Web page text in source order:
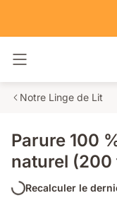
Basculer la
Notre Linge de Lit
Parure 100
naturel (200
Recalculer le